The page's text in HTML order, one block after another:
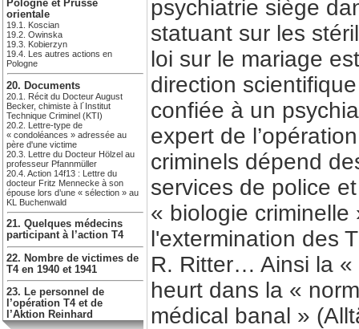
Pologne et Prusse
orientale
19.1. Koscian
19.2. Owinska
19.3. Kobierzyn
19.4. Les autres actions en
Pologne
20. Documents
20.1. Récit du Docteur August
Becker, chimiste à l´Institut
Technique Criminel (KTI)
20.2. Lettre-type de
« condoléances » adressée au
père d'une victime
20.3. Lettre du Docteur Hölzel au
professeur Pfannmüller
20.4. Action 14f13 : Lettre du
docteur Fritz Mennecke à son
épouse lors d’une « sélection » au
KL Buchenwald
21. Quelques médecins
participant à l’action T4
22. Nombre de victimes de
T4 en 1940 et 1941
23. Le personnel de
l’opération T4 et de
l’Aktion Reinhard
psychiatrie siège
statuant sur les
loi sur le mariage
direction
confiée à un
expert de
criminels dépend
services de police
« biologie
l'extermination des
R. Ritter… Ainsi la «
heurt dans la «
médical banal »